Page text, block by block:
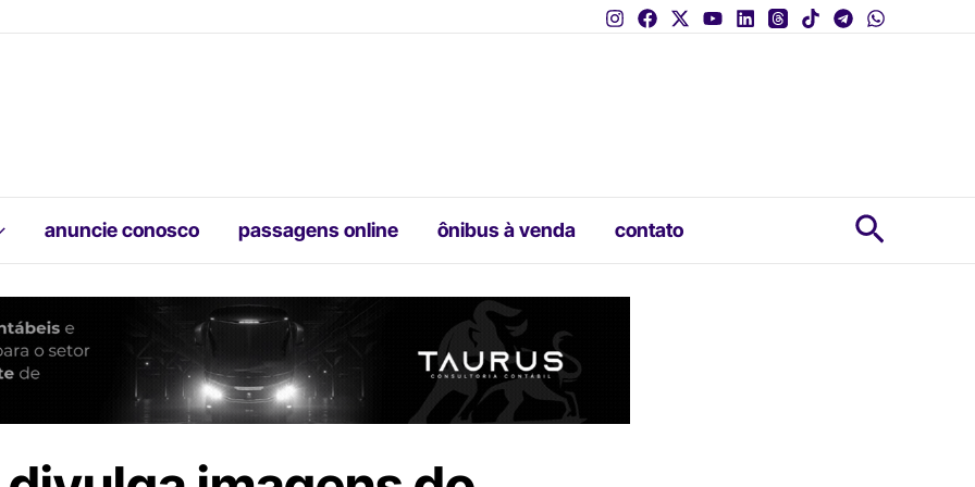
anuncie conosco passagens online ônibus à venda contato